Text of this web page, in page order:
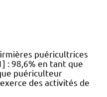
puéricultrices
: 98,6% en tant que
puériculteur
des activités de